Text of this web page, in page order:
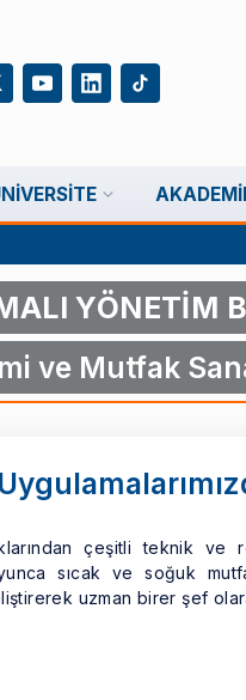
YÖNETİM
ve Mutfak
çeşitli teknik ve
sıcak ve soğuk
uzman birer şef